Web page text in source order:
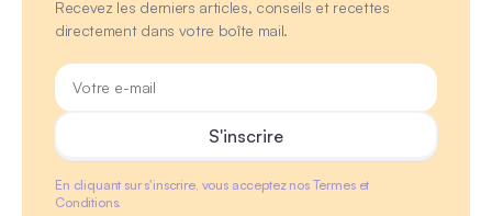
Recevez les derniers articles, conseils et recettes
directement dans votre boîte mail.
En cliquant sur s'inscrire, vous acceptez nos Termes et
Conditions.